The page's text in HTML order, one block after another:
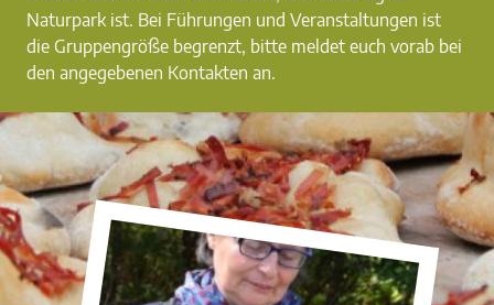
Naturpark ist. Bei Führungen und Veranstaltungen ist
die Gruppengröße begrenzt, bitte meldet euch vorab bei
den angegebenen Kontakten an.